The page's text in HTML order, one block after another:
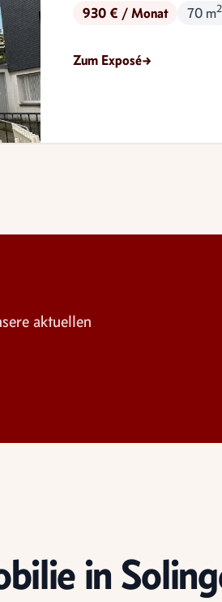
930 € / Monat 70 m2
Zum Exposé→
aktuellen
in